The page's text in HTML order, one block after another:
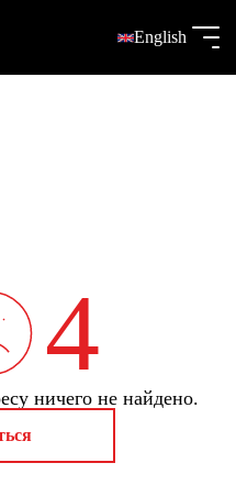
English
4
ничего не найдено.